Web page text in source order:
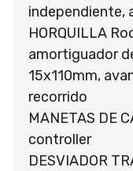
independiente,
HORQUILLA
amortiguador
15x110mm,
recorrido
MANETAS DE
controller
DESVIADOR